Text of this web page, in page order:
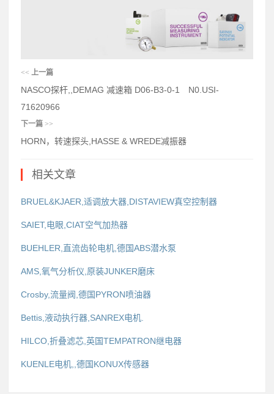
<< 上一篇
NASCO探杆,,DEMAG 减速箱 D06-B3-0-1 N0.USI-
71620966
下一篇 >>
HORN，转速探头,HASSE & WREDE减振器
相关文章
BRUEL&KJAER,适调放大器,DISTAVIEW真空控制器
SAIET,电眼,CIAT空气加热器
BUEHLER,直流齿轮电机,德国ABS潜水泵
AMS,氧气分析仪,原装JUNKER磨床
Crosby,流量阀,德国PYRON喷油器
Bettis,液动执行器,SANREX电机.
HILCO,折叠滤芯,英国TEMPATRON继电器
KUENLE电机,,德国KONUX传感器